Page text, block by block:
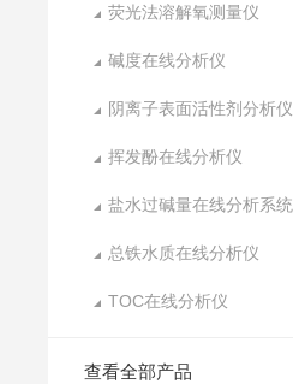
荧光法溶解氧测量仪
碱度在线分析仪
阴离子表面活性剂分析仪
挥发酚在线分析仪
盐水过碱量在线分析系统
总铁水质在线分析仪
TOC在线分析仪
查看全部产品